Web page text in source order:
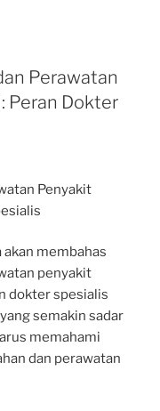
Perawatan
Peran Dokter
Penyakit
membahas
penyakit
dokter spesialis
semakin sadar
memahami
dan perawatan